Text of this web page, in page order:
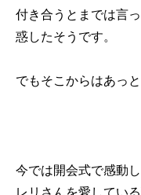
付き合うとまでは言
惑したそうです。
でもそこからはあっ
今では開会式で感動
レリさんを愛してい